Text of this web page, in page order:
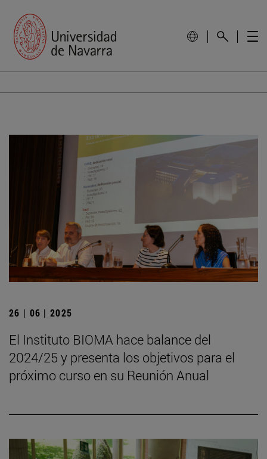
26 | 06 | 2025
El Instituto BIOMA hace balance del
2024/25 y presenta los objetivos para el
próximo curso en su Reunión Anual